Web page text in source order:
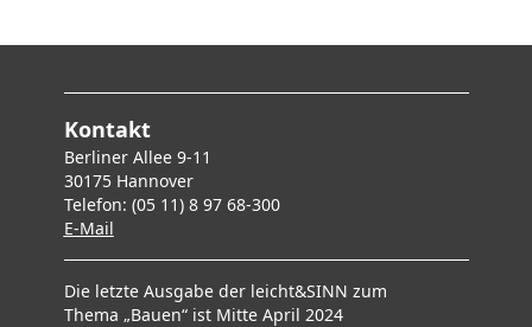
Kontakt
Berliner Allee 9-11
30175 Hannover
Telefon: (05 11) 8 97 68-300
E-Mail
Die letzte Ausgabe der leicht&SINN zum
Thema „Bauen“ ist Mitte April 2024